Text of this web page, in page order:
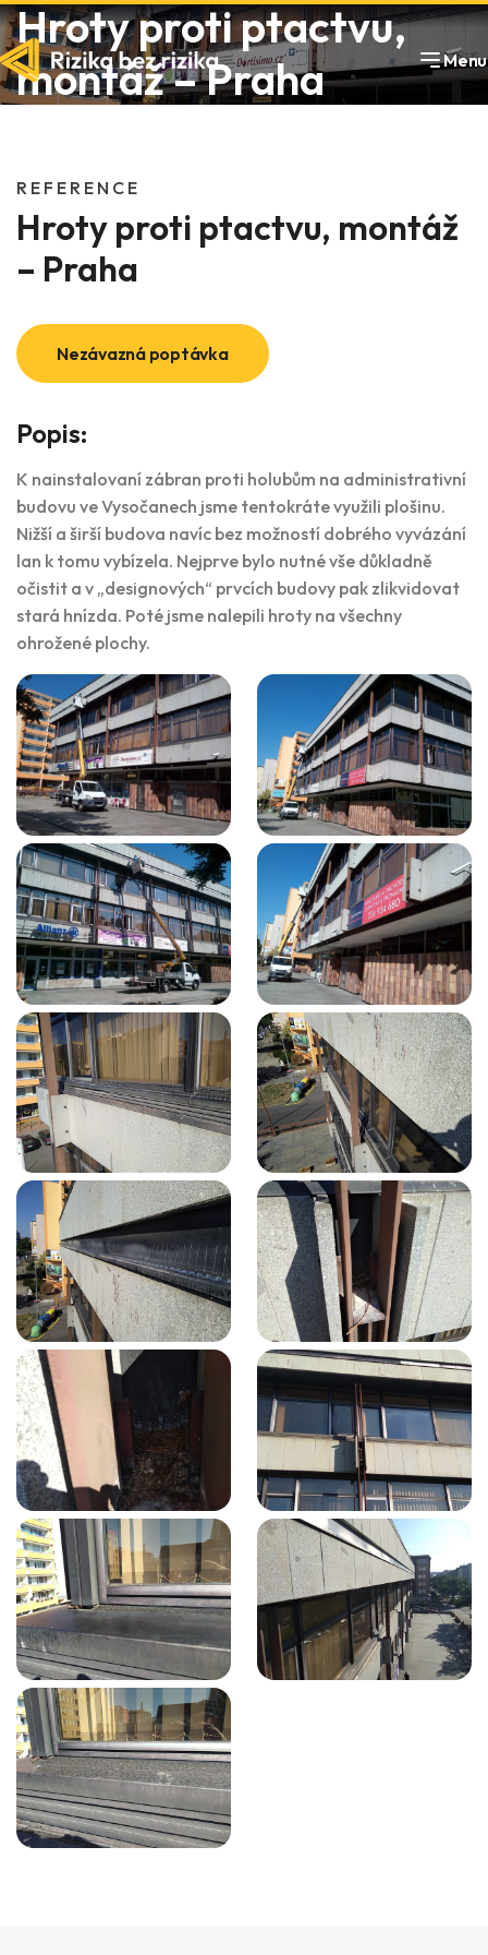
Menu
Hroty proti ptactvu,
montáž – Praha
REFERENCE
Hroty proti ptactvu, montáž
– Praha
Nezávazná poptávka
Popis:
K nainstalovaní zábran proti holubům na administrativní
budovu ve Vysočanech jsme tentokráte využili plošinu.
Nižší a širší budova navíc bez možností dobrého vyvázání
lan k tomu vybízela. Nejprve bylo nutné vše důkladně
očistit a v „designových“ prvcích budovy pak zlikvidovat
stará hnízda. Poté jsme nalepili hroty na všechny
ohrožené plochy.